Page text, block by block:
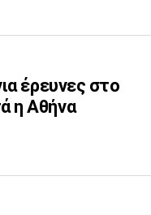
έρευνες στο
η Αθήνα